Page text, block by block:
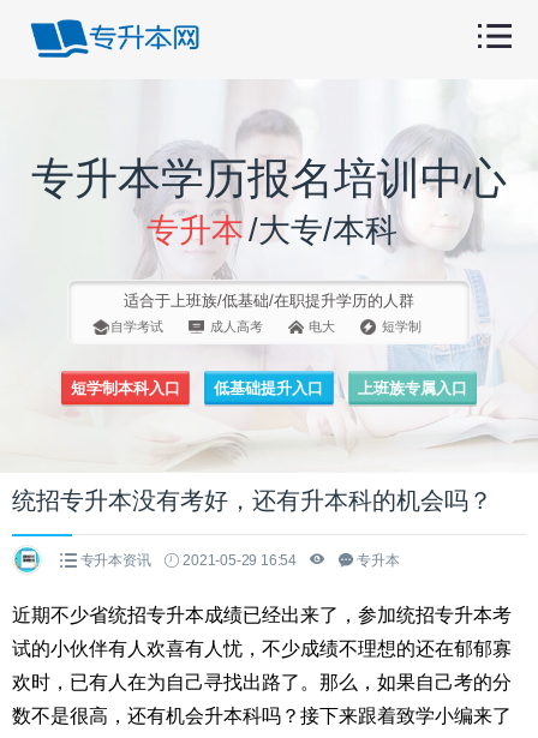
专升本学历报名培训中心
专升本/大专/本科
适合于上班族/低基础/在职提升学历的人群
自学考试 成人高考 电大 短学制
短学制本科入口 低基础提升入口 上班族专属入口
统招专升本没有考好，还有升本科的机会吗？
专升本资讯 2021-05-29 16:54 专升本
近期不少省统招专升本成绩已经出来了，参加统招专升本考
试的小伙伴有人欢喜有人忧，不少成绩不理想的还在郁郁寡
欢时，已有人在为自己寻找出路了。那么，如果自己考的分
数不是很高，还有机会升本科吗？接下来跟着致学小编来了